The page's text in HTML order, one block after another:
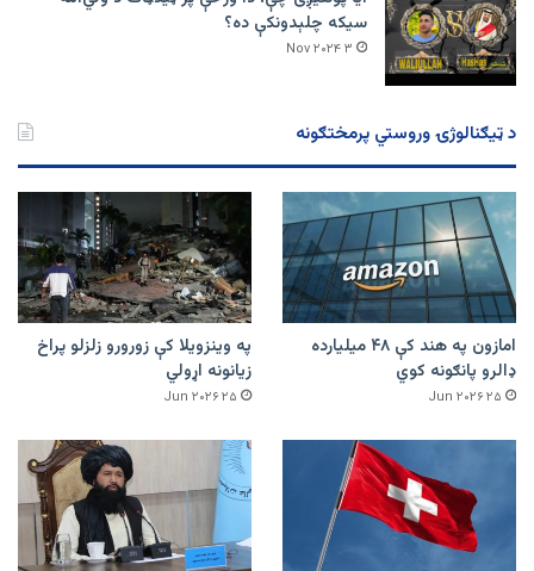
سیکه چلېدونکې ده؟
۳ Nov ۲۰۲۴
د ټیګنالوژۍ وروستي پرمختګونه
امازون په هند کې ۴۸ میلیارده
ډالرو پانګونه کوي
۲۵ Jun ۲۰۲۶
په وینزویلا کې زورورو زلزلو پراخ
زیانونه اړولي
۲۵ Jun ۲۰۲۶